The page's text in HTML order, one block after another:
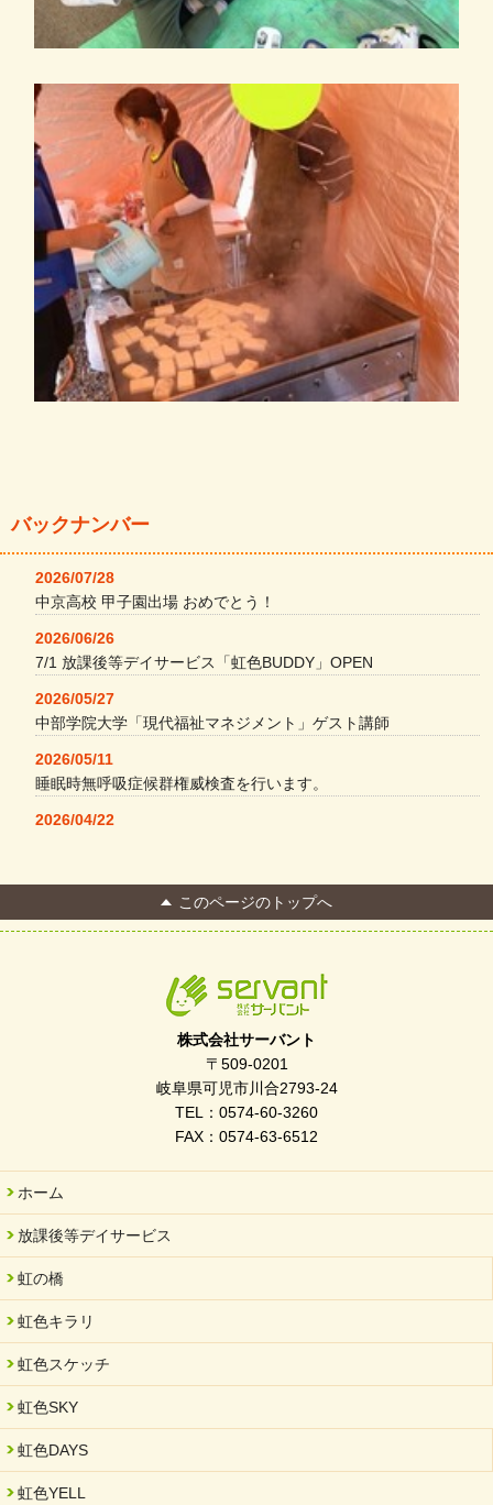
バックナンバー
2026/07/28
中京高校 甲子園出場 おめでとう！
2026/06/26
7/1 放課後等デイサービス「虹色BUDDY」OPEN
2026/05/27
中部学院大学「現代福祉マネジメント」ゲスト講師
2026/05/11
睡眠時無呼吸症候群権威検査を行います。
2026/04/22
FC Bombonera 岐阜県No.1
令和7年度 岐阜県スポーツ賞「FC Bombonera」
岐阜県「働いてもらい方改革」優良事例集に掲載されました
2025/06/10
未来会議 in 可児市 「斉藤まさゆき」
2025/05/07
2025年6月中旬 OPEN 放課後等デイサービス「Fc Bombo
2025/03/01
餅つき大会を開催しました
2025/01/31
「可児の企業魅力発見フェア」に出展しました
このページのトップへ
株式会社サーバント
〒509-0201
岐阜県可児市川合2793-24
TEL：0574-60-3260
FAX：0574-63-6512
ホーム
放課後等デイサービス
虹の橋
虹色キラリ
虹色スケッチ
虹色SKY
虹色DAYS
虹色YELL